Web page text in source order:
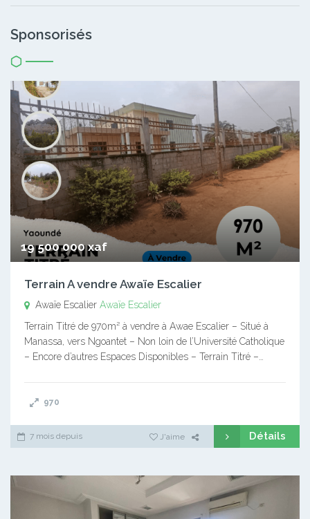
Sponsorisés
19 500 000 xaf
Terrain A vendre Awaïe Escalier
Awaïe Escalier Awaïe Escalier
Terrain Titré de 970m² à vendre à Awae Escalier – Situé à
Manassa, vers Ngoantet – Non loin de l’Université Catholique
– Encore d’autres Espaces Disponibles – Terrain Titré –…
970
7 mois depuis J'aime Détails